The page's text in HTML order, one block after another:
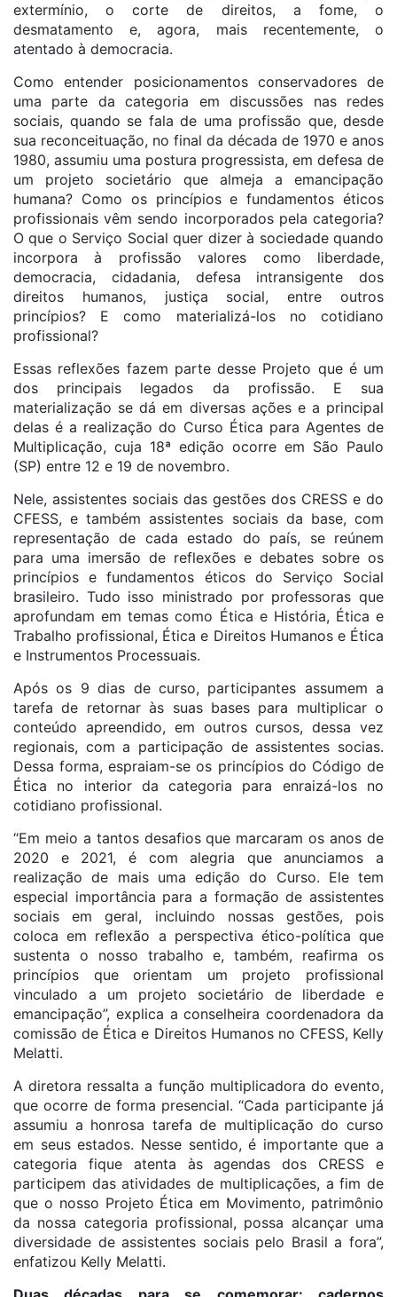
extermínio, o corte de direitos, a fome, o
desmatamento e, agora, mais recentemente, o
atentado à democracia.
Como entender posicionamentos conservadores de
uma parte da categoria em discussões nas redes
sociais, quando se fala de uma profissão que, desde
sua reconceituação, no final da década de 1970 e anos
1980, assumiu uma postura progressista, em defesa de
um projeto societário que almeja a emancipação
humana? Como os princípios e fundamentos éticos
profissionais vêm sendo incorporados pela categoria?
O que o Serviço Social quer dizer à sociedade quando
incorpora à profissão valores como liberdade,
democracia, cidadania, defesa intransigente dos
direitos humanos, justiça social, entre outros
princípios? E como materializá-los no cotidiano
profissional?
Essas reflexões fazem parte desse Projeto que é um
dos principais legados da profissão. E sua
materialização se dá em diversas ações e a principal
delas é a realização do Curso Ética para Agentes de
Multiplicação, cuja 18ª edição ocorre em São Paulo
(SP) entre 12 e 19 de novembro.
Nele, assistentes sociais das gestões dos CRESS e do
CFESS, e também assistentes sociais da base, com
representação de cada estado do país, se reúnem
para uma imersão de reflexões e debates sobre os
princípios e fundamentos éticos do Serviço Social
brasileiro. Tudo isso ministrado por professoras que
aprofundam em temas como Ética e História, Ética e
Trabalho profissional, Ética e Direitos Humanos e Ética
e Instrumentos Processuais.
Após os 9 dias de curso, participantes assumem a
tarefa de retornar às suas bases para multiplicar o
conteúdo apreendido, em outros cursos, dessa vez
regionais, com a participação de assistentes socias.
Dessa forma, espraiam-se os princípios do Código de
Ética no interior da categoria para enraizá-los no
cotidiano profissional.
“Em meio a tantos desafios que marcaram os anos de
2020 e 2021, é com alegria que anunciamos a
realização de mais uma edição do Curso. Ele tem
especial importância para a formação de assistentes
sociais em geral, incluindo nossas gestões, pois
coloca em reflexão a perspectiva ético-política que
sustenta o nosso trabalho e, também, reafirma os
princípios que orientam um projeto profissional
vinculado a um projeto societário de liberdade e
emancipação”, explica a conselheira coordenadora da
comissão de Ética e Direitos Humanos no CFESS, Kelly
Melatti.
A diretora ressalta a função multiplicadora do evento,
que ocorre de forma presencial. “Cada participante já
assumiu a honrosa tarefa de multiplicação do curso
em seus estados. Nesse sentido, é importante que a
categoria fique atenta às agendas dos CRESS e
participem das atividades de multiplicações, a fim de
que o nosso Projeto Ética em Movimento, patrimônio
da nossa categoria profissional, possa alcançar uma
diversidade de assistentes sociais pelo Brasil a fora”,
enfatizou Kelly Melatti.